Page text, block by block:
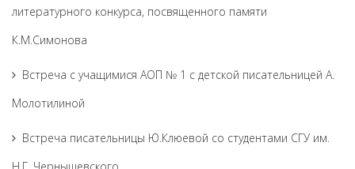
литературного конкурса, посвященного памяти
К.М.Симонова
Встреча с учащимися АОП № 1 с детской писательницей А.
Молотилиной
Встреча писательницы Ю.Клюевой со студентами СГУ им.